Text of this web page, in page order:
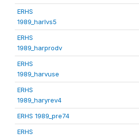
ERHS
1989_harlvs5
ERHS
1989_harprodv
ERHS
1989_harvuse
ERHS
1989_haryrev4
ERHS 1989_pre74
ERHS